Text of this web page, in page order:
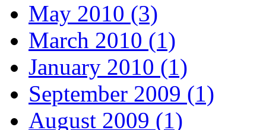
May 2010 (3)
March 2010 (1)
January 2010 (1)
September 2009 (1)
August 2009 (1)